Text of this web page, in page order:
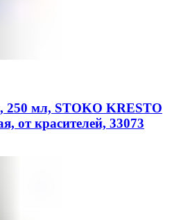
мл, STOKO KRESTO
от красителей, 33073